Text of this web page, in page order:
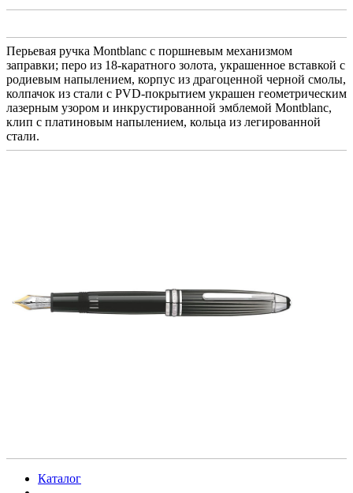
Перьевая ручка Montblanc с поршневым механизмом
заправки; перо из 18-каратного золота, украшенное вставкой с
родиевым напылением, корпус из драгоценной черной смолы,
колпачок из стали с PVD-покрытием украшен геометрическим
лазерным узором и инкрустированной эмблемой Montblanc,
клип с платиновым напылением, кольца из легированной
стали.
Каталог